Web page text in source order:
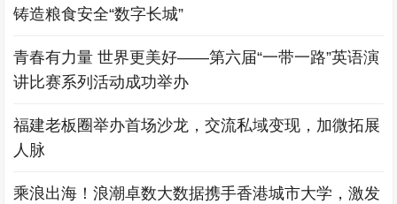
铸造粮食安全“数字长城”
青春有力量 世界更美好——第六届“一带一路”英语演
讲比赛系列活动成功举办
福建老板圈举办首场沙龙，交流私域变现，加微拓展
人脉
乘浪出海！浪潮卓数大数据携手香港城市大学，激发